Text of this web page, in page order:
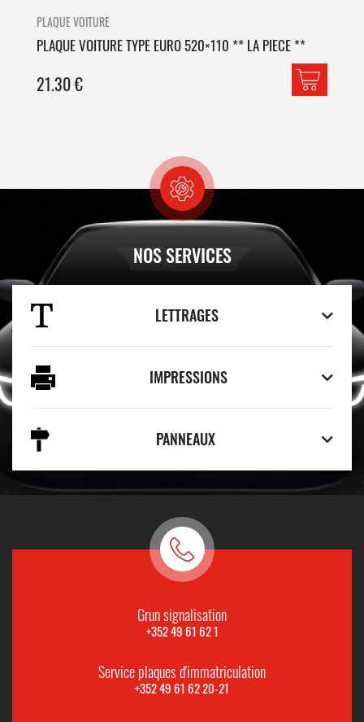
PLAQUE VOITURE
PLAQUE VOITURE TYPE EURO 520×110 ** LA PIECE **
21.30€
NOS SERVICES
LETTRAGES
IMPRESSIONS
PANNEAUX
Grun signalisation
+352 49 61 62 1
Service plaques d'immatriculation
+352 49 61 62 20-21